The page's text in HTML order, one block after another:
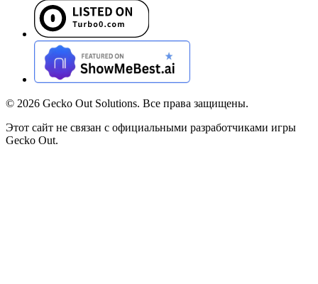
© 2026 Gecko Out Solutions. Все права защищены.
Этот сайт не связан с официальными разработчиками игры
Gecko Out.